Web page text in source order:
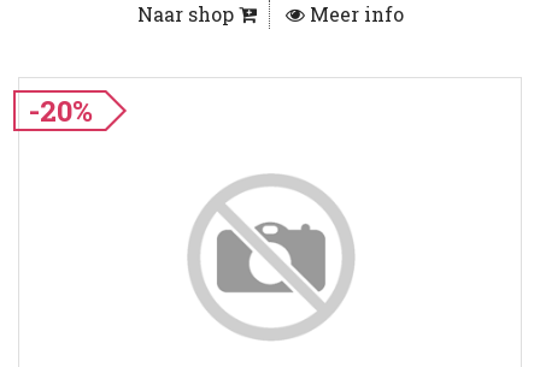
Naar shop Meer info
-20%